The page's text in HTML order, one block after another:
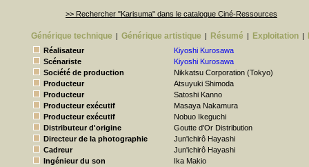
>> Rechercher "Karisuma" dans le catalogue Ciné-Ressources
Générique technique | Générique artistique | Résumé | Exploitation |
Réalisateur
Kiyoshi Kurosawa
Scénariste
Kiyoshi Kurosawa
Société de production
Nikkatsu Corporation (Tokyo)
Producteur
Atsuyuki Shimoda
Producteur
Satoshi Kanno
Producteur exécutif
Masaya Nakamura
Producteur exécutif
Nobuo Ikeguchi
Distributeur d'origine
Goutte d'Or Distribution
Directeur de la photographie
Jun'ichirô Hayashi
Cadreur
Jun'ichirô Hayashi
Ingénieur du son
Ika Makio